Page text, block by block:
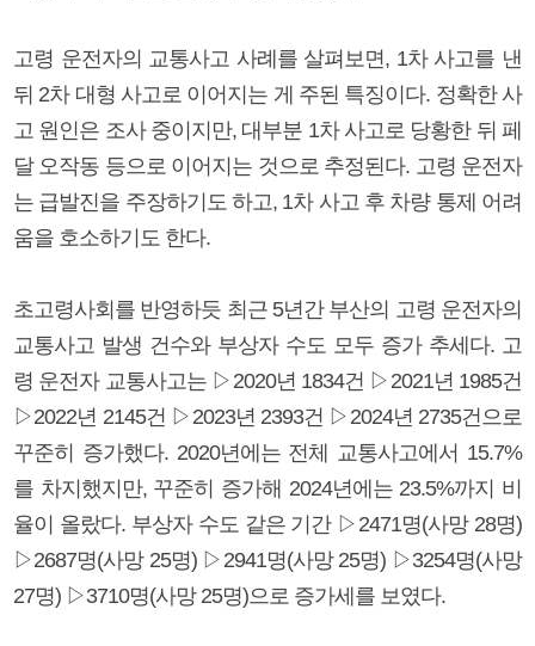
고령 운전자의 교통사고 사례를 살펴보면, 1차 사고를 낸
뒤 2차 대형 사고로 이어지는 게 주된 특징이다. 정확한 사
고 원인은 조사 중이지만, 대부분 1차 사고로 당황한 뒤 페
달 오작동 등으로 이어지는 것으로 추정된다. 고령 운전자
는 급발진을 주장하기도 하고, 1차 사고 후 차량 통제 어려
움을 호소하기도 한다.
초고령사회를 반영하듯 최근 5년간 부산의 고령 운전자의
교통사고 발생 건수와 부상자 수도 모두 증가 추세다. 고
령 운전자 교통사고는 ▷2020년 1834건 ▷2021년 1985건
▷2022년 2145건 ▷2023년 2393건 ▷2024년 2735건으로
꾸준히 증가했다. 2020년에는 전체 교통사고에서 15.7%
를 차지했지만, 꾸준히 증가해 2024년에는 23.5%까지 비
율이 올랐다. 부상자 수도 같은 기간 ▷2471명(사망 28명)
▷2687명(사망 25명) ▷2941명(사망 25명) ▷3254명(사망
27명) ▷3710명(사망 25명)으로 증가세를 보였다.